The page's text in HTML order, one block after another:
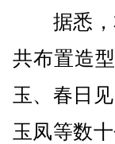
据悉，
共布置造
玉、春日
玉凤等数